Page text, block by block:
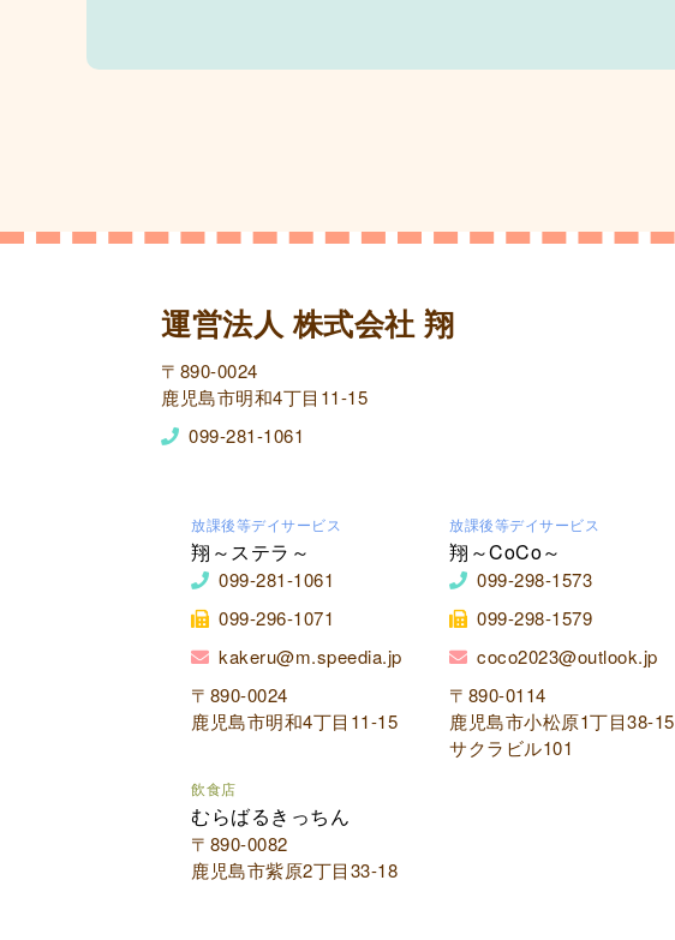
運営法人 株式会社 翔
〒890-0024
鹿児島市明和4丁目11-15
099-281-1061
放課後等デイサービス
翔～ステラ～
099-281-1061
099-296-1071
kakeru@m.speedia.jp
〒890-0024
鹿児島市明和4丁目11-15
放課後等デイサービス
翔～CoCo～
099-298-1573
099-298-1579
coco2023@outlook.jp
〒890-0114
鹿児島市小松原1丁目38-15
サクラビル101
飲食店
むらばるきっちん
〒890-0082
鹿児島市紫原2丁目33-18